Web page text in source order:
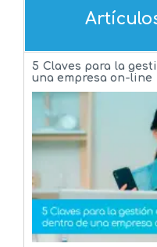
5 Claves para la
una empresa on-line